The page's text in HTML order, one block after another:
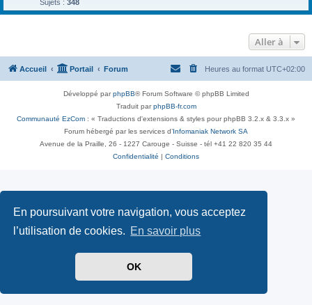
En poursuivant votre navigation, vous acceptez
l’utilisation de cookies. En savoir plus
OK
Sujets : 348
Aller à
Accueil Portail Forum Heures au format UTC+02:00
Développé parphpBB® Forum Software © phpBB Limited
Traduit parphpBB-fr.com
Communauté EzCom : « Traductions d'extensions & styles pour phpBB 3.2.x & 3.3.x »
Forum hébergé par les services d’Infomaniak Network SA
Avenue de la Praille, 26 - 1227 Carouge - Suisse - tél +41 22 820 35 44
Confidentialité | Conditions